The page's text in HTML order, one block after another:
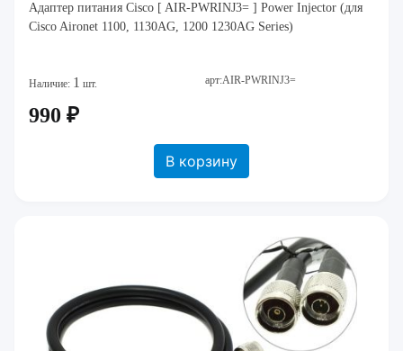
Адаптер питания Cisco [ AIR-PWRINJ3= ] Power Injector (для
Cisco Aironet 1100, 1130AG, 1200 1230AG Series)
Наличие: 1 шт. арт:AIR-PWRINJ3=
990 ₽
В корзину